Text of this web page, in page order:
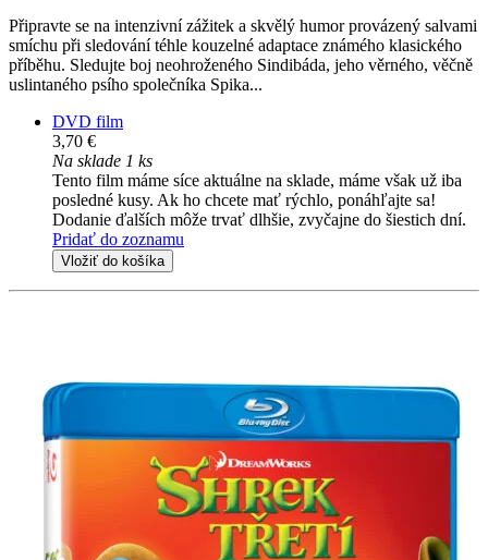
Připravte se na intenzivní zážitek a skvělý humor provázený salvami
smíchu při sledování téhle kouzelné adaptace známého klasického
příběhu. Sledujte boj neohroženého Sindibáda, jeho věrného, věčně
uslintaného psího společníka Spika...
DVD film
3,70 €
Na sklade 1 ks
Tento film máme síce aktuálne na sklade, máme však už iba
posledné kusy. Ak ho chcete mať rýchlo, ponáhľajte sa!
Dodanie ďalších môže trvať dlhšie, zvyčajne do šiestich dní.
Pridať do zoznamu
Vložiť do košíka